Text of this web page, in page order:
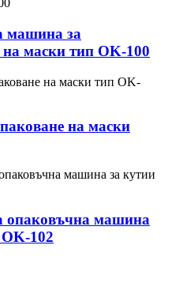
машина за
маски тип OK-100
на маски
опаковъчна машина
102